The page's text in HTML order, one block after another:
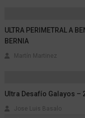
ULTRA PERIMETRAL A
BERNIA
Martín Martinez
Ultra Desafío Galayos –
Jose Luis Basalo